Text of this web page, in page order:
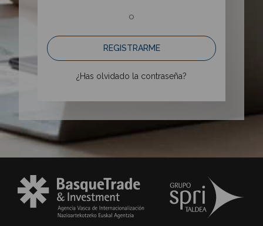
o
REGISTRARME
¿Has olvidado la contraseña?